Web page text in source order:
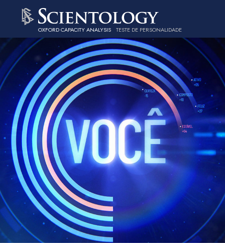
OXFORD CAPACITY ANALYSIS TESTE DE PERSONALIDADE